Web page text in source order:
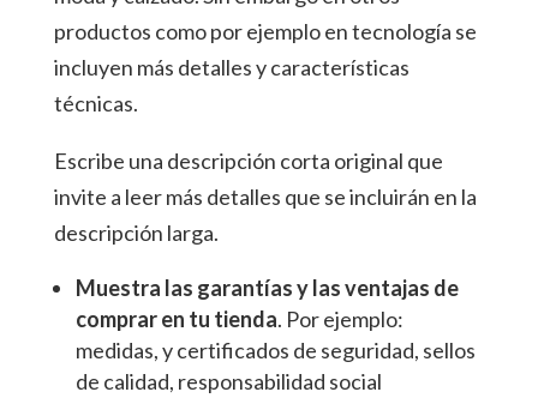
productos como por ejemplo en tecnología se
incluyen más detalles y características
técnicas.
Escribe una descripción corta original que
invite a leer más detalles que se incluirán en la
descripción larga.
Muestra las garantías y las ventajas de
comprar en tu tienda. Por ejemplo:
medidas, y certificados de seguridad, sellos
de calidad, responsabilidad social